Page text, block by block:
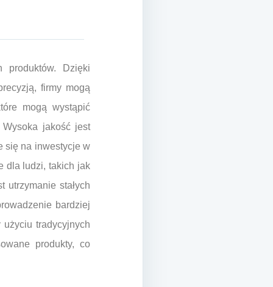
produktów. Dzięki
firmy mogą
mogą wystąpić
jakość jest
się na inwestycje w
dla ludzi, takich jak
utrzymanie stałych
bardziej
użyciu tradycyjnych
produkty, co